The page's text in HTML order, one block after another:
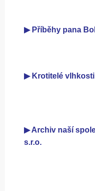
▶ Příběhy pana
▶ Krotitelé vlhkosti
▶ Archiv naší
s.r.o.